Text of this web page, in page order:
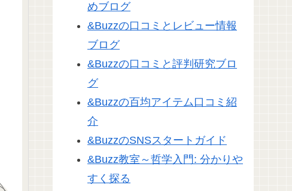
めブログ
&Buzzの口コミとレビュー情報
ブログ
&Buzzの口コミと評判研究ブロ
グ
&Buzzの百均アイテム口コミ紹
介
&BuzzのSNSスタートガイド
&Buzz教室～哲学入門: 分かりや
すく探る